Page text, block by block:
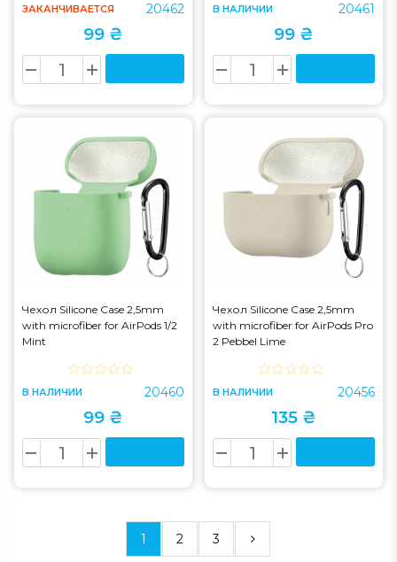
ЗАКАНЧИВАЕТСЯ 20462
99 ₴
В НАЛИЧИИ 20461
99 ₴
Чехол Silicone Case 2,5mm
with microfiber for AirPods 1/2
Mint
В НАЛИЧИИ 20460
99 ₴
Чехол Silicone Case 2,5mm
with microfiber for AirPods Pro
2 Pebbel Lime
В НАЛИЧИИ 20456
135 ₴
1 2 3